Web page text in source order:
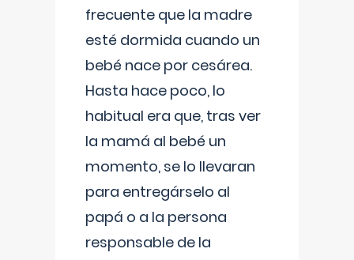
frecuente que la madre
esté dormida cuando un
bebé nace por cesárea.
Hasta hace poco, lo
habitual era que, tras ver
la mamá al bebé un
momento, se lo llevaran
para entregárselo al
papá o a la persona
responsable de la